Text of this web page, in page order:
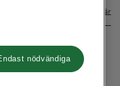
med Klarna. Läs mer här
nödvändiga